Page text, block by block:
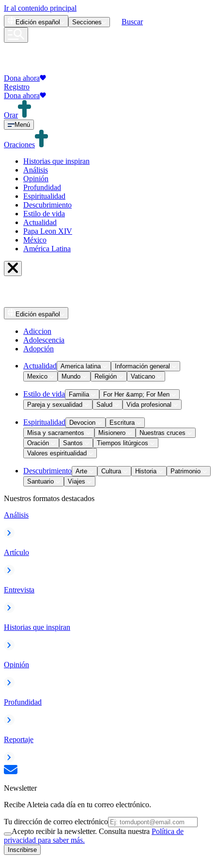
Ir al contenido principal
Edición español Secciones Buscar
Dona ahora
Registro
Dona ahora
Orar
Menú
Oraciones
Historias que inspiran
Análisis
Opinión
Profundidad
Espiritualidad
Descubrimiento
Estilo de vida
Actualidad
Papa Leon XIV
México
América Latina
Edición español
Adiccion
Adolescencia
Adopción
Actualidad America latina
Información general
Mexico
Mundo Religión Vaticano
Estilo de vida Familia
For Her &amp; For Men
Pareja y sexualidad
Salud Vida profesional
Espiritualidad Devocion
Escritura
Misa y sacramentos
Misionero
Nuestras cruces
Oración
Santos
Tiempos litúrgicos
Valores espiritualidad
Descubrimiento Arte Cultura Historia
Patrimonio
Santuario
Viajes
Nuestros formatos destacados
Análisis
Artículo
Entrevista
Historias que inspiran
Opinión
Profundidad
Reportaje
Newsletter
Recibe Aleteia cada día en tu correo electrónico.
Tu dirección de correo electrónico
Acepto recibir la newsletter. Consulta nuestra Política de
privacidad para saber más.
Inscribirse